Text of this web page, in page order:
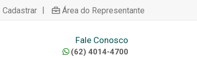
| Área do Representante
Fale Conosco
(62) 4014-4700